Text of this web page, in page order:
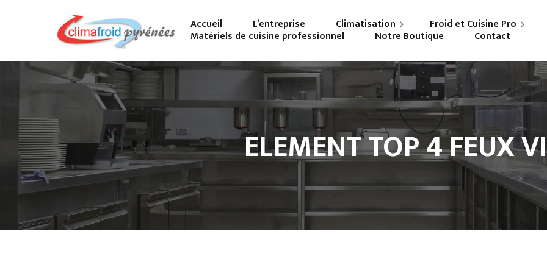
Accueil L’entreprise Climatisation
Particuliers
Professionnels
Froid et Cuisine Pro
Frigoriste professionnel
Cuisiniste
Matériels de cuisine professionnel Notre Boutique Contact
ELEMENT TOP 4 FEUX